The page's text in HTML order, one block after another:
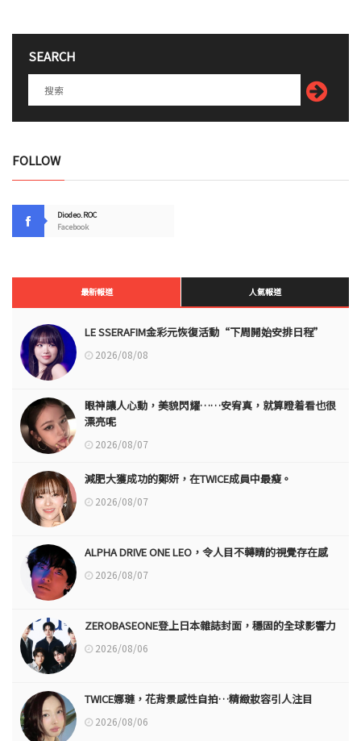
SEARCH
FOLLOW
Diodeo.ROC
Facebook
最新報道 人氣報道
LE SSERAFIM金彩元恢復活動“下周開始安排日程”
2026/08/08
眼神讓人心動，美貌閃耀……安宥真，就算瞪着看也很
漂亮呢
2026/08/07
減肥大獲成功的鄭妍，在TWICE成員中最瘦。
2026/08/07
ALPHA DRIVE ONE LEO，令人目不轉睛的視覺存在感
2026/08/07
ZEROBASEONE登上日本雜誌封面，穩固的全球影響力
2026/08/06
TWICE娜璉，花背景感性自拍…精緻妝容引人注目
2026/08/06